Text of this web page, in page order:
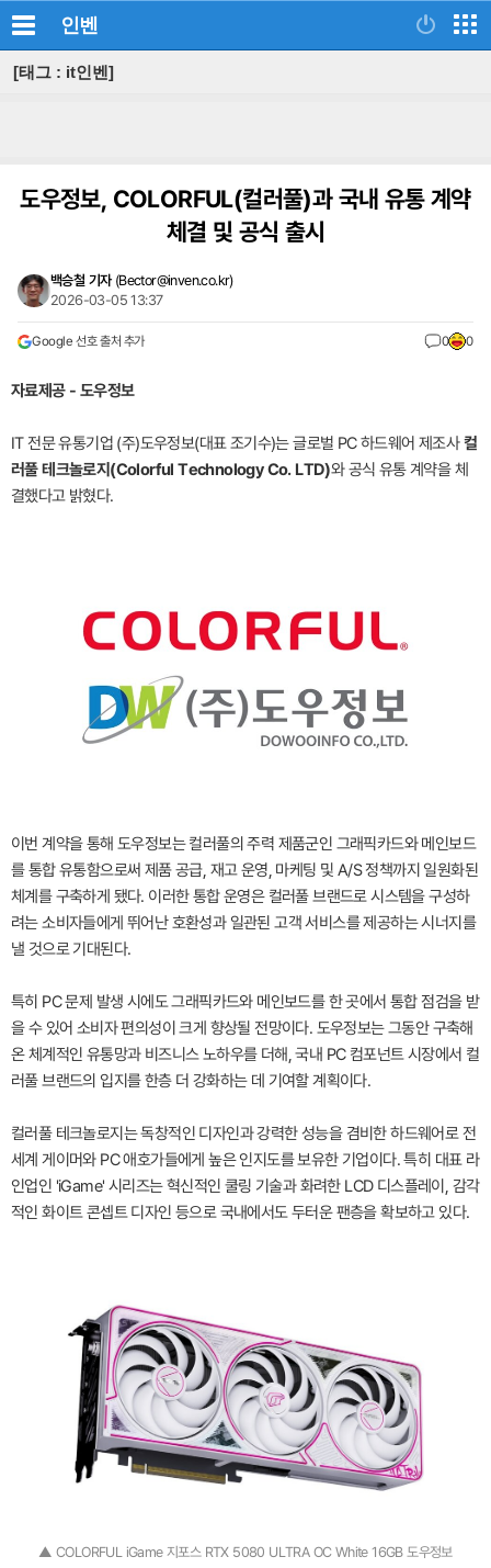
인벤
[태그 : it인벤]
도우정보, COLORFUL(컬러풀)과 국내 유통 계약
체결 및 공식 출시
백승철 기자 (Bector@inven.co.kr)
2026-03-05 13:37
Google 선호 출처 추가 0 0
자료제공 - 도우정보
IT 전문 유통기업 (주)도우정보(대표 조기수)는 글로벌 PC 하드웨어 제조사컬
러풀 테크놀로지(Colorful Technology Co. LTD)와 공식 유통 계약을 체
결했다고 밝혔다.
이번 계약을 통해 도우정보는 컬러풀의 주력 제품군인 그래픽카드와 메인보드
를 통합 유통함으로써 제품 공급, 재고 운영, 마케팅 및 A/S 정책까지 일원화된
체계를 구축하게 됐다. 이러한 통합 운영은 컬러풀 브랜드로 시스템을 구성하
려는 소비자들에게 뛰어난 호환성과 일관된 고객 서비스를 제공하는 시너지를
낼 것으로 기대된다.
특히 PC 문제 발생 시에도 그래픽카드와 메인보드를 한 곳에서 통합 점검을 받
을 수 있어 소비자 편의성이 크게 향상될 전망이다. 도우정보는 그동안 구축해
온 체계적인 유통망과 비즈니스 노하우를 더해, 국내 PC 컴포넌트 시장에서 컬
러풀 브랜드의 입지를 한층 더 강화하는 데 기여할 계획이다.
컬러풀 테크놀로지는 독창적인 디자인과 강력한 성능을 겸비한 하드웨어로 전
세계 게이머와 PC 애호가들에게 높은 인지도를 보유한 기업이다. 특히 대표 라
인업인 'iGame' 시리즈는 혁신적인 쿨링 기술과 화려한 LCD 디스플레이, 감각
적인 화이트 콘셉트 디자인 등으로 국내에서도 두터운 팬층을 확보하고 있다.
▲ COLORFUL iGame 지포스 RTX 5080 ULTRA OC White 16GB 도우정보